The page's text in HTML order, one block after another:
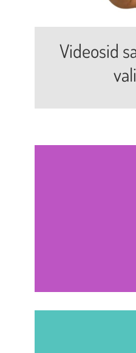
Videosid